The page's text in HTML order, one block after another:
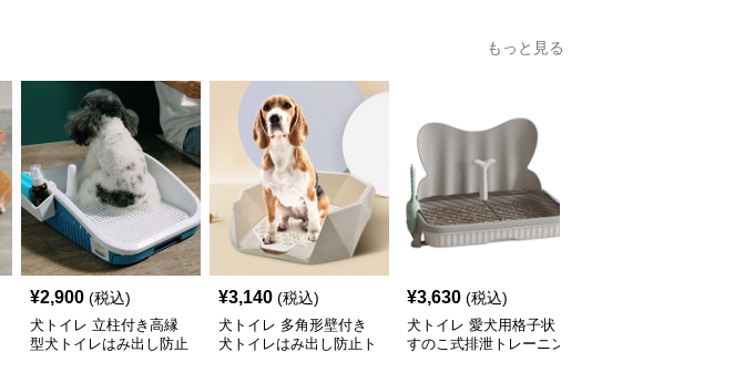
もっと見る
¥2,900 (税込)
犬トイレ 立柱付き高縁
型犬トイレはみ出し防止
¥3,140 (税込)
犬トイレ 多角形壁付き
犬トイレはみ出し防止ト
¥3,630 (税込)
犬トイレ 愛犬用格子状
すのこ式排泄トレーニン